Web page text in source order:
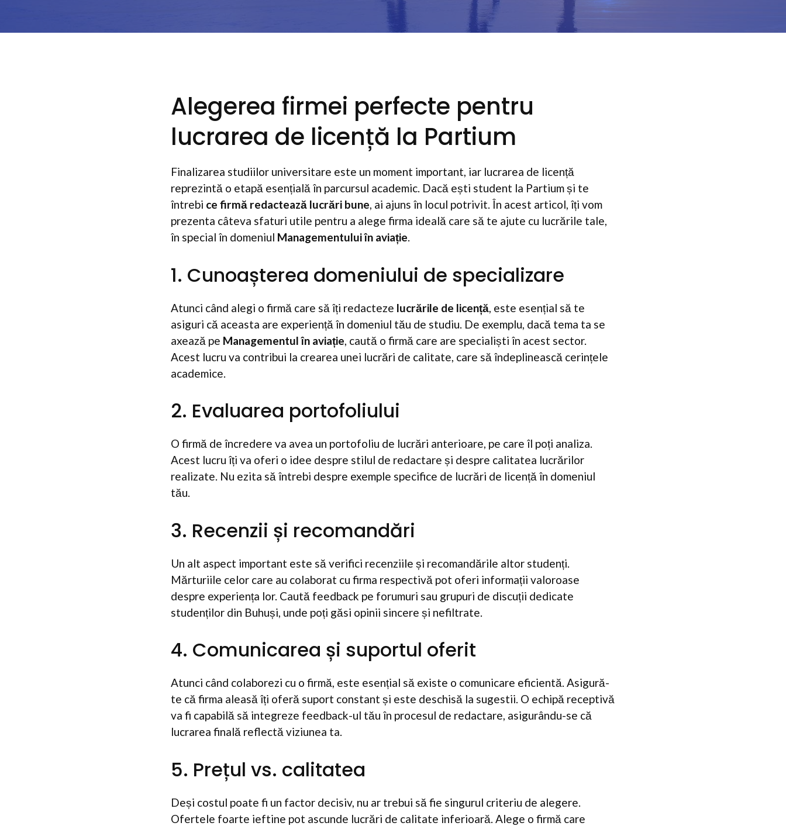
Alegerea firmei perfecte pentru
lucrarea de licență la Partium
Finalizarea studiilor universitare este un moment important, iar lucrarea de licență
reprezintă o etapă esențială în parcursul academic. Dacă ești student la Partium și te
întrebi ce firmă redactează lucrări bune, ai ajuns în locul potrivit. În acest articol, îți vom
prezenta câteva sfaturi utile pentru a alege firma ideală care să te ajute cu lucrările tale,
în special în domeniul Managementului în aviație.
1. Cunoașterea domeniului de specializare
Atunci când alegi o firmă care să îți redacteze lucrările de licență , este esențial să te
asiguri că aceasta are experiență în domeniul tău de studiu. De exemplu, dacă tema ta se
axează pe Managementul în aviație , caută o firmă care are specialiști în acest sector.
Acest lucru va contribui la crearea unei lucrări de calitate, care să îndeplinească cerințele
academice.
2. Evaluarea portofoliului
O firmă de încredere va avea un portofoliu de lucrări anterioare, pe care îl poți analiza.
Acest lucru îți va oferi o idee despre stilul de redactare și despre calitatea lucrărilor
realizate. Nu ezita să întrebi despre exemple specifice de lucrări de licență în domeniul
tău.
3. Recenzii și recomandări
Un alt aspect important este să verifici recenziile și recomandările altor studenți.
Mărturiile celor care au colaborat cu firma respectivă pot oferi informații valoroase
despre experiența lor. Caută feedback pe forumuri sau grupuri de discuții dedicate
studenților din Buhuși, unde poți găsi opinii sincere și nefiltrate.
4. Comunicarea și suportul oferit
Atunci când colaborezi cu o firmă, este esențial să existe o comunicare eficientă. Asigură-
te că firma aleasă îți oferă suport constant și este deschisă la sugestii. O echipă receptivă
va fi capabilă să integreze feedback-ul tău în procesul de redactare, asigurându-se că
lucrarea finală reflectă viziunea ta.
5. Prețul vs. calitatea
Deși costul poate fi un factor decisiv, nu ar trebui să fie singurul criteriu de alegere.
Ofertele foarte ieftine pot ascunde lucrări de calitate inferioară. Alege o firmă care